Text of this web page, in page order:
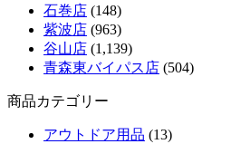
石巻店 (148)
紫波店 (963)
谷山店 (1,139)
青森東バイパス店 (504)
商品カテゴリー
アウトドア用品 (13)